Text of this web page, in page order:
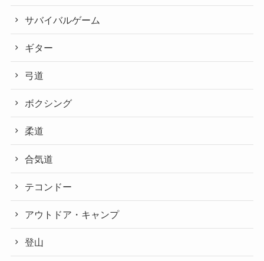
サバイバルゲーム
ギター
弓道
ボクシング
柔道
合気道
テコンドー
アウトドア・キャンプ
登山